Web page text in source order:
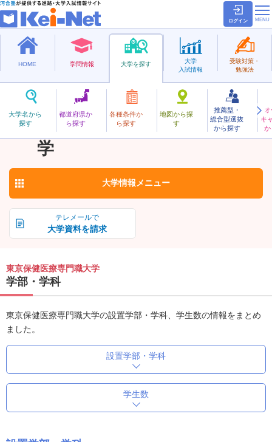
ログイン
HOME 学問情報 大学を探す
大学名から
探す
都道府県か
ら探す
各種条件か
ら探す
地図から探
す
推薦型・
総合型選抜
から探す
キ
か
大学
入試情報
受験対策・
勉強法
私立
とうきょうほけんいりょうせんもんしょく
東京保健医療専門職大
学
お気に入り
テレメールで
大学資料を請求
大学情報 メニュー
東京保健医療専門職大学
学部・学科
東京保健医療専門職大学の設置学部・学科、学生数の情報をまとめ
ました。
設置学部・学科
学生数